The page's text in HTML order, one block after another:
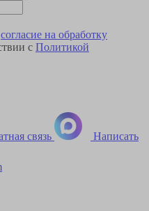
согласие на обработку
с Политикой
связь Написать